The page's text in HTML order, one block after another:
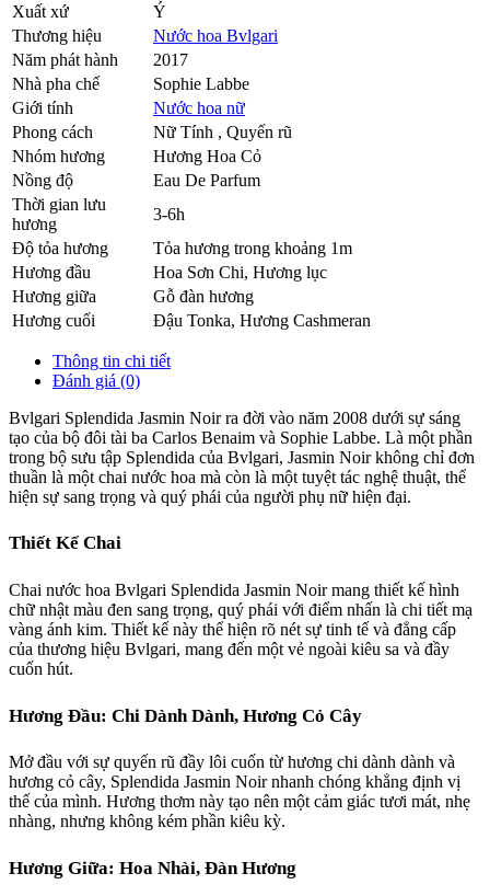
Xuất xứ
Ý
Thương hiệu
Nước hoa Bvlgari
Năm phát hành
2017
Nhà pha chế
Sophie Labbe
Giới tính
Nước hoa nữ
Phong cách
Nữ Tính , Quyến rũ
Nhóm hương
Hương Hoa Cỏ
Nồng độ
Eau De Parfum
Thời gian lưu
hương
3-6h
Độ tỏa hương
Tỏa hương trong khoảng 1m
Hương đầu
Hoa Sơn Chi, Hương lục
Hương giữa
Gỗ đàn hương
Hương cuối
Đậu Tonka, Hương Cashmeran
Thông tin chi tiết
Đánh giá (0)
Bvlgari Splendida Jasmin Noir ra đời vào năm 2008 dưới sự sáng
tạo của bộ đôi tài ba Carlos Benaim và Sophie Labbe. Là một phần
trong bộ sưu tập Splendida của Bvlgari, Jasmin Noir không chỉ đơn
thuần là một chai nước hoa mà còn là một tuyệt tác nghệ thuật, thể
hiện sự sang trọng và quý phái của người phụ nữ hiện đại.
Thiết Kế Chai
Chai nước hoa Bvlgari Splendida Jasmin Noir mang thiết kế hình
chữ nhật màu đen sang trọng, quý phái với điểm nhấn là chi tiết mạ
vàng ánh kim. Thiết kế này thể hiện rõ nét sự tinh tế và đẳng cấp
của thương hiệu Bvlgari, mang đến một vẻ ngoài kiêu sa và đầy
cuốn hút.
Hương Đầu: Chi Dành Dành, Hương Cỏ Cây
Mở đầu với sự quyến rũ đầy lôi cuốn từ hương chi dành dành và
hương cỏ cây, Splendida Jasmin Noir nhanh chóng khẳng định vị
thế của mình. Hương thơm này tạo nên một cảm giác tươi mát, nhẹ
nhàng, nhưng không kém phần kiêu kỳ.
Hương Giữa: Hoa Nhài, Đàn Hương